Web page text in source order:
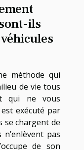
ils
méthode qui
de vie tous
qui ne vous
exécuté par
se chargent de
n’enlèvent pas
de son